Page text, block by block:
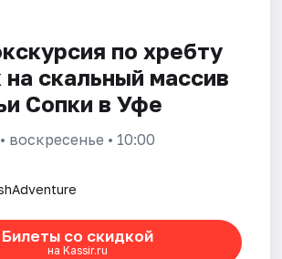
по хребту
скальный массив
Сопки в Уфе
• воскресенье • 10:00
Билеты со скидкой
на Kassir.ru